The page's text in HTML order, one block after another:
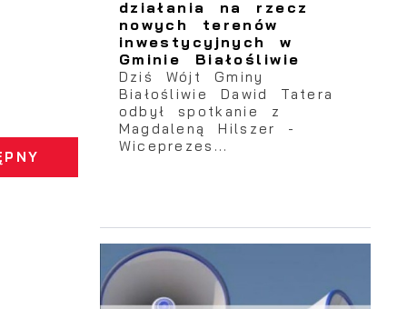
działania na rzecz
nowych terenów
inwestycyjnych w
Gminie Białośliwie
Dziś Wójt Gminy
Białośliwie Dawid Tatera
odbył spotkanie z
Magdaleną Hilszer -
Wiceprezes...